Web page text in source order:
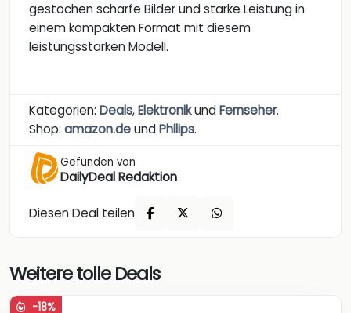
gestochen scharfe Bilder und starke Leistung in
einem kompakten Format mit diesem
leistungsstarken Modell.
Kategorien: Deals,ElektronikundFernseher.
Shop: amazon.deundPhilips.
Gefunden von
DailyDeal Redaktion
Diesen Deal teilen
Weitere tolle Deals
-18%